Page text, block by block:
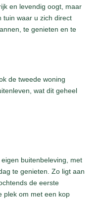
en levendig oogt, maar
tuin waar u zich direct
te genieten en te
de tweede woning
wat dit geheel
buitenbeleving, met
te genieten. Zo ligt aan
de eerste
plek om met een kop